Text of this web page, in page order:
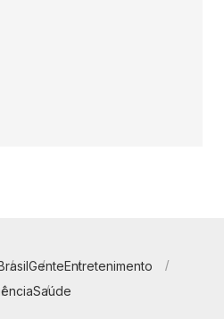
GenteEntretenimento
Saúde